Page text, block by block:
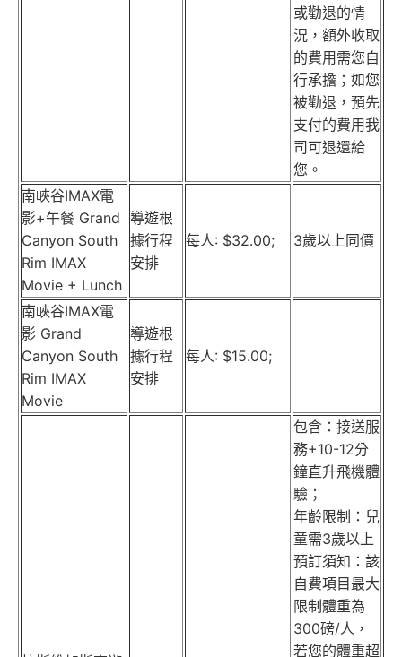
或勸退的情
況，額外收取
的費用需您自
行承擔；如您
被勸退，預先
支付的費用我
司可退還給
您。
南峽谷IMAX電
影+午餐 Grand
Canyon South
Rim IMAX
Movie + Lunch
導遊根
據行程
安排
每人: $32.00; 3歲以上同價
南峽谷IMAX電
影 Grand
Canyon South
Rim IMAX
Movie
導遊根
據行程
安排
每人: $15.00;
包含：接送服
務+10-12分
鐘直升飛機體
驗；
年齡限制：兒
童需3歲以上
預訂須知：該
自費項目最大
限制體重為
300磅/人，
若您的體重超